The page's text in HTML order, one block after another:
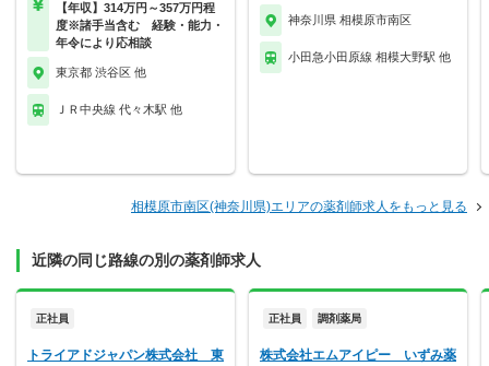
【年収】314万円～357万円程
度※諸手当含む 経験・能力・
年令により応相談
東京都 渋谷区 他
ＪＲ中央線 代々木駅 他
神奈川県 相模原市南区
小田急小田原線 相模大野駅 他
相模原市南区(神奈川県)エリアの薬剤師求人をもっと見る
近隣の同じ路線の別の薬剤師求人
正社員
トライアドジャパン株式会社 東
正社員 調剤薬局
株式会社エムアイピー いずみ薬